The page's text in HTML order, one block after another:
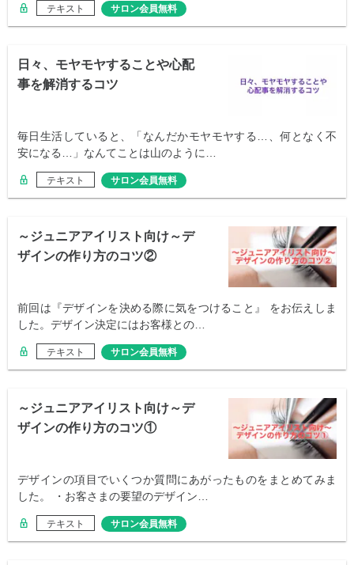
テキスト サロン会員無料
日々、モヤモヤすることや心配
事を解消するコツ
毎日生活していると、「なんだかモヤモヤする…、何となく不
安になる…」なんてことは山のように…
テキスト サロン会員無料
～ジュニアアイリスト向け～デ
ザインの作り方のコツ②
前回は『デザインを決める際に気をつけること』 をお伝えしま
した。デザイン決定にはお客様との…
テキスト サロン会員無料
～ジュニアアイリスト向け～デ
ザインの作り方のコツ①
デザインの項目でいくつか質問にあがったものをまとめてみま
した。 ・お客さまの要望のデザイン…
テキスト サロン会員無料